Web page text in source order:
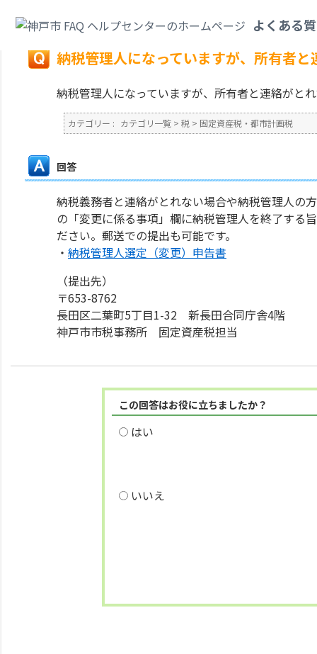
よくある
戻る
納税管理人になっていますが、所有者
納税管理人になっていますが、所有者と連絡がと
カテゴリー : カテゴリ一覧 > 税 > 固定資産税・都市計画税
回答
納税義務者と連絡がとれない場合や納税管理人の
の「変更に係る事項」欄に納税管理人を終了する
ださい。郵送での提出も可能です。
・ 納税管理人選定（変更）申告書
（提出先）
〒653-8762
長田区二葉町5丁目1-32 新長田合同庁舎4階
神戸市市税事務所 固定資産税担当
この回答はお役に立ちましたか？
はい
いいえ